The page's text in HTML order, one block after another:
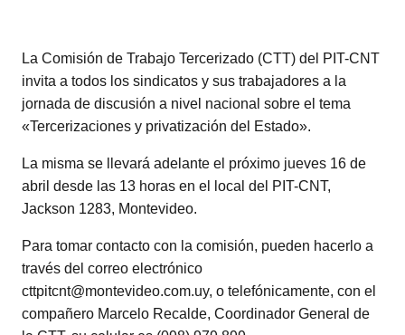
La Comisión de Trabajo Tercerizado (CTT) del PIT-CNT
invita a todos los sindicatos y sus trabajadores a la
jornada de discusión a nivel nacional sobre el tema
«Tercerizaciones y privatización del Estado».
La misma se llevará adelante el próximo jueves 16 de
abril desde las 13 horas en el local del PIT-CNT,
Jackson 1283, Montevideo.
Para tomar contacto con la comisión, pueden hacerlo a
través del correo electrónico
cttpitcnt@montevideo.com.uy, o telefónicamente, con el
compañero Marcelo Recalde, Coordinador General de